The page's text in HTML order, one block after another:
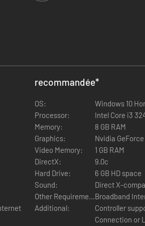
recommandée*
OS:
Windows 10
Processor:
Intel Core i3
Memory:
8 GB RAM
Graphics:
Nvidia
Video Memory:
1 GB RAM
DirectX:
9.0c
Hard Drive:
6 GB HD space
Sound:
Direct X-
Other Requirements:Broadband
Additional:
Controller
Connection or